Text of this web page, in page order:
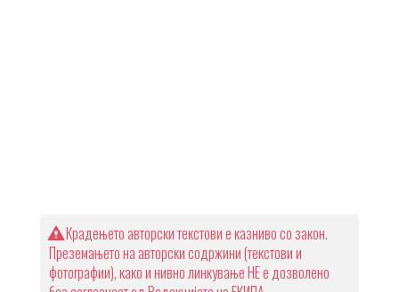
Крадењето авторски текстови е казниво со закон.
Преземањето на авторски содржини (текстови и
фотографии), како и нивно линкување НЕ е дозволено